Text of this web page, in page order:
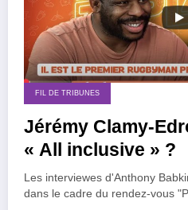
FIL DE TRIBUNES
Jérémy Clamy-
« All inclusive » ?
Les interviewes d'Anthony
dans le cadre du rendez-vous